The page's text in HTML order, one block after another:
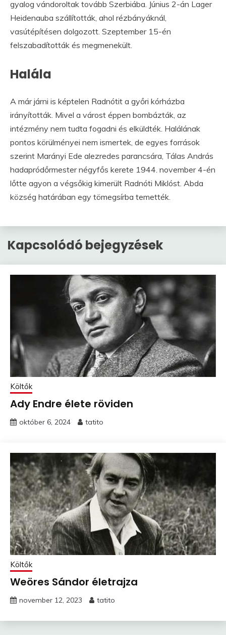
gyalog vándoroltak tovább Szerbiába. Június 2-án Lager
Heidenauba szállították, ahol rézbányáknál,
vasútépítésen dolgozott. Szeptember 15-én
felszabadították és megmenekült.
Halála
A már járni is képtelen Radnótit a győri kórházba
irányították. Mivel a várost éppen bombázták, az
intézmény nem tudta fogadni és elküldték. Halálának
pontos körülményei nem ismertek, de egyes források
szerint Marányi Ede alezredes parancsára, Tálas András
hadapródőrmester négyfős kerete 1944. november 4-én
lőtte agyon a végsőkig kimerült Radnóti Miklóst. Abda
község határában egy tömegsírba temették.
Kapcsolódó bejegyzések
Költők
Ady Endre élete röviden
október 6, 2024 tatito
Költők
Weöres Sándor életrajza
november 12, 2023 tatito